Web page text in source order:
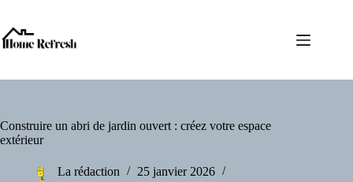
contenu
Construire un abri de jardin ouvert : créez votre espace
extérieur
La rédaction
25 janvier 2026